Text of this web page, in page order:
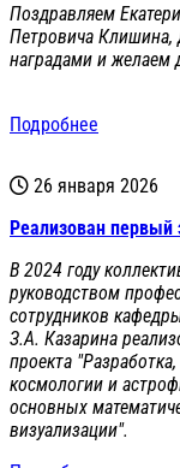
Поздравляем
Петровича Клишина,
наградами и желаем
Подробнее
26 января 2026
Реализован первый
В 2024 году
руководством
сотрудников
З.А. Казарина
проекта
космологии и
основных
визуализации".